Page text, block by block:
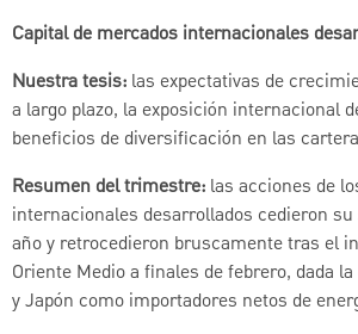
Capital de mercados internacionales
Nuestra tesis: las expectativas de
a largo plazo, la exposición internacional
beneficios de diversificación en las
Resumen del trimestre: las acciones de
internacionales desarrollados cedieron
año y retrocedieron bruscamente tras el
Oriente Medio a finales de febrero, dada
y Japón como importadores netos de